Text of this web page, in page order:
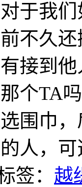
于我
不久
接到
个TA
围巾
人，
签： 越